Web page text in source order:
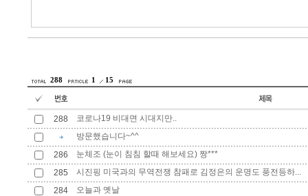
288 1 15
288
코로나19 비대면 시대지만..
방문했습니다~^^
286
눈체조 (눈이 침침 할때 해보세요) 짱***
285
시진핑 미국과의 무역전쟁 참패로 김정은의 운명도 풍전등하...
284
오늘과 옛날